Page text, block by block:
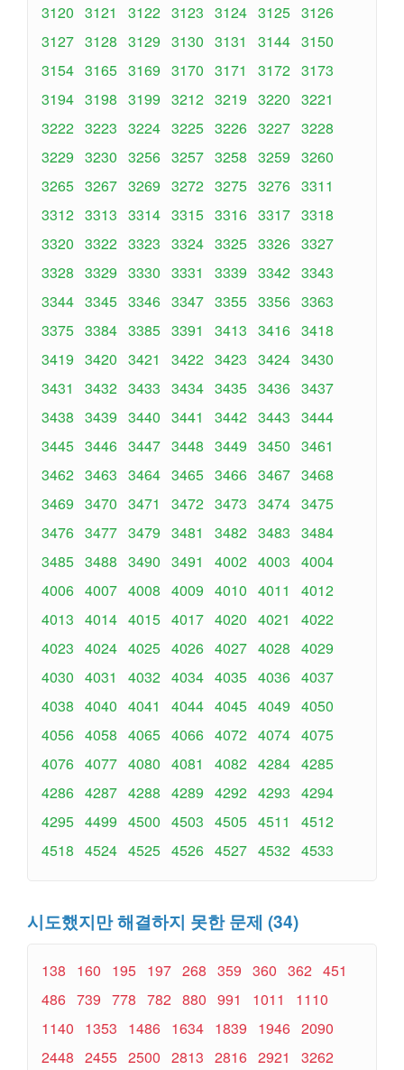
3120 3121 3122 3123 3124 3125 3126
3127 3128 3129 3130 3131 3144 3150
3154 3165 3169 3170 3171 3172 3173
3194 3198 3199 3212 3219 3220 3221
3222 3223 3224 3225 3226 3227 3228
3229 3230 3256 3257 3258 3259 3260
3265 3267 3269 3272 3275 3276 3311
3312 3313 3314 3315 3316 3317 3318
3320 3322 3323 3324 3325 3326 3327
3328 3329 3330 3331 3339 3342 3343
3344 3345 3346 3347 3355 3356 3363
3375 3384 3385 3391 3413 3416 3418
3419 3420 3421 3422 3423 3424 3430
3431
3432 3433 3434 3435 3436 3437
3438 3439 3440 3441 3442 3443 3444
3445 3446 3447 3448 3449 3450 3461
3462 3463 3464 3465 3466 3467 3468
3469 3470 3471 3472 3473 3474 3475
3476 3477 3479 3481 3482 3483 3484
3485 3488 3490 3491 4002 4003 4004
4006 4007 4008 4009 4010 4011
4012
4013 4014 4015 4017 4020 4021
4022
4023 4024 4025 4026 4027 4028 4029
4030 4031 4032 4034 4035 4036 4037
4038 4040 4041 4044 4045 4049 4050
4056 4058 4065 4066 4072 4074 4075
4076 4077 4080 4081 4082 4284 4285
4286 4287 4288 4289 4292 4293 4294
4295 4499 4500 4503 4505 4511
4512
4518 4524 4525 4526 4527 4532 4533
시도했지만 해결하지 못한 문제 (34)
138 160 195 197 268 359 360 362 451
486 739 778 782 880 991 1011
1110
1140
1353 1486 1634 1839 1946 2090
2448 2455 2500 2813 2816 2921 3262